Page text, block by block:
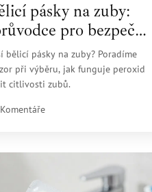
pásky na zuby:
pro bezpečné
bělicí pásky na zuby? Poradíme
při výběru, jak funguje peroxid
citlivosti zubů.